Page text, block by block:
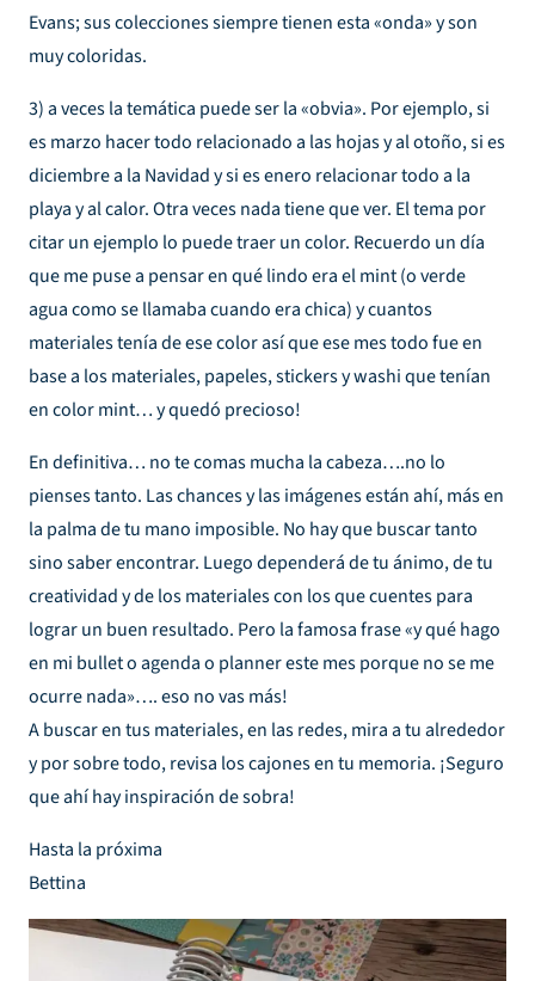
Evans; sus colecciones siempre tienen esta «onda» y son
muy coloridas.
3) a veces la temática puede ser la «obvia». Por ejemplo, si
es marzo hacer todo relacionado a las hojas y al otoño, si es
diciembre a la Navidad y si es enero relacionar todo a la
playa y al calor. Otra veces nada tiene que ver. El tema por
citar un ejemplo lo puede traer un color. Recuerdo un día
que me puse a pensar en qué lindo era el mint (o verde
agua como se llamaba cuando era chica) y cuantos
materiales tenía de ese color así que ese mes todo fue en
base a los materiales, papeles, stickers y washi que tenían
en color mint… y quedó precioso!
En definitiva… no te comas mucha la cabeza….no lo
pienses tanto. Las chances y las imágenes están ahí, más en
la palma de tu mano imposible. No hay que buscar tanto
sino saber encontrar. Luego dependerá de tu ánimo, de tu
creatividad y de los materiales con los que cuentes para
lograr un buen resultado. Pero la famosa frase «y qué hago
en mi bullet o agenda o planner este mes porque no se me
ocurre nada»…. eso no vas más!
A buscar en tus materiales, en las redes, mira a tu alrededor
y por sobre todo, revisa los cajones en tu memoria. ¡Seguro
que ahí hay inspiración de sobra!
Hasta la próxima
Bettina